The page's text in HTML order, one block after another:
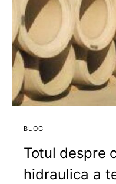
BLOG
Totul despre
hidraulica a